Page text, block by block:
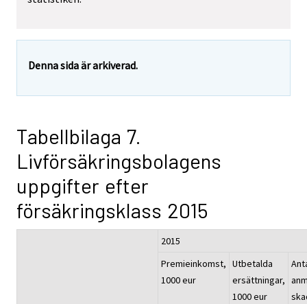
Denna sida är arkiverad.
Tabellbilaga 7.
Livförsäkringsbolagens
uppgifter efter
försäkringsklass 2015
2015
Premieinkomst,
1000 eur
Utbetalda
ersättningar,
1000 eur